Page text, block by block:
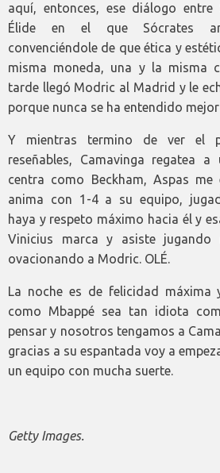
aquí, entonces, ese diálogo
Élide en el que Sócrates
convenciéndole de que ética y
misma moneda, una y la misma
tarde llegó Modric al Madrid y le
porque nunca se ha entendido
Y mientras termino de ver el
reseñables, Camavinga regatea
centra como Beckham, Aspas
anima con 1-4 a su equipo,
haya y respeto máximo hacia él y
Vinicius marca y asiste
ovacionando a Modric. OLÉ.
La noche es de felicidad
como Mbappé sea tan idiota
pensar y nosotros tengamos a
gracias a su espantada voy a
un equipo con mucha suerte.
Getty Images.